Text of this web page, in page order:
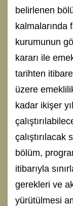
belirlenen
kalmalarında
kurumunun
kararı ile
tarihten
üzere
kadar ikişer
çalıştırılacak
bölüm,
itibarıyla
gerekleri ve
yürütülmesi